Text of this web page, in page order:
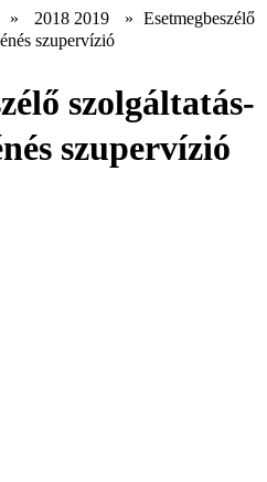
» 2018 2019 » Esetmegbeszélő
szupervízió
szolgáltatás-
szupervízió